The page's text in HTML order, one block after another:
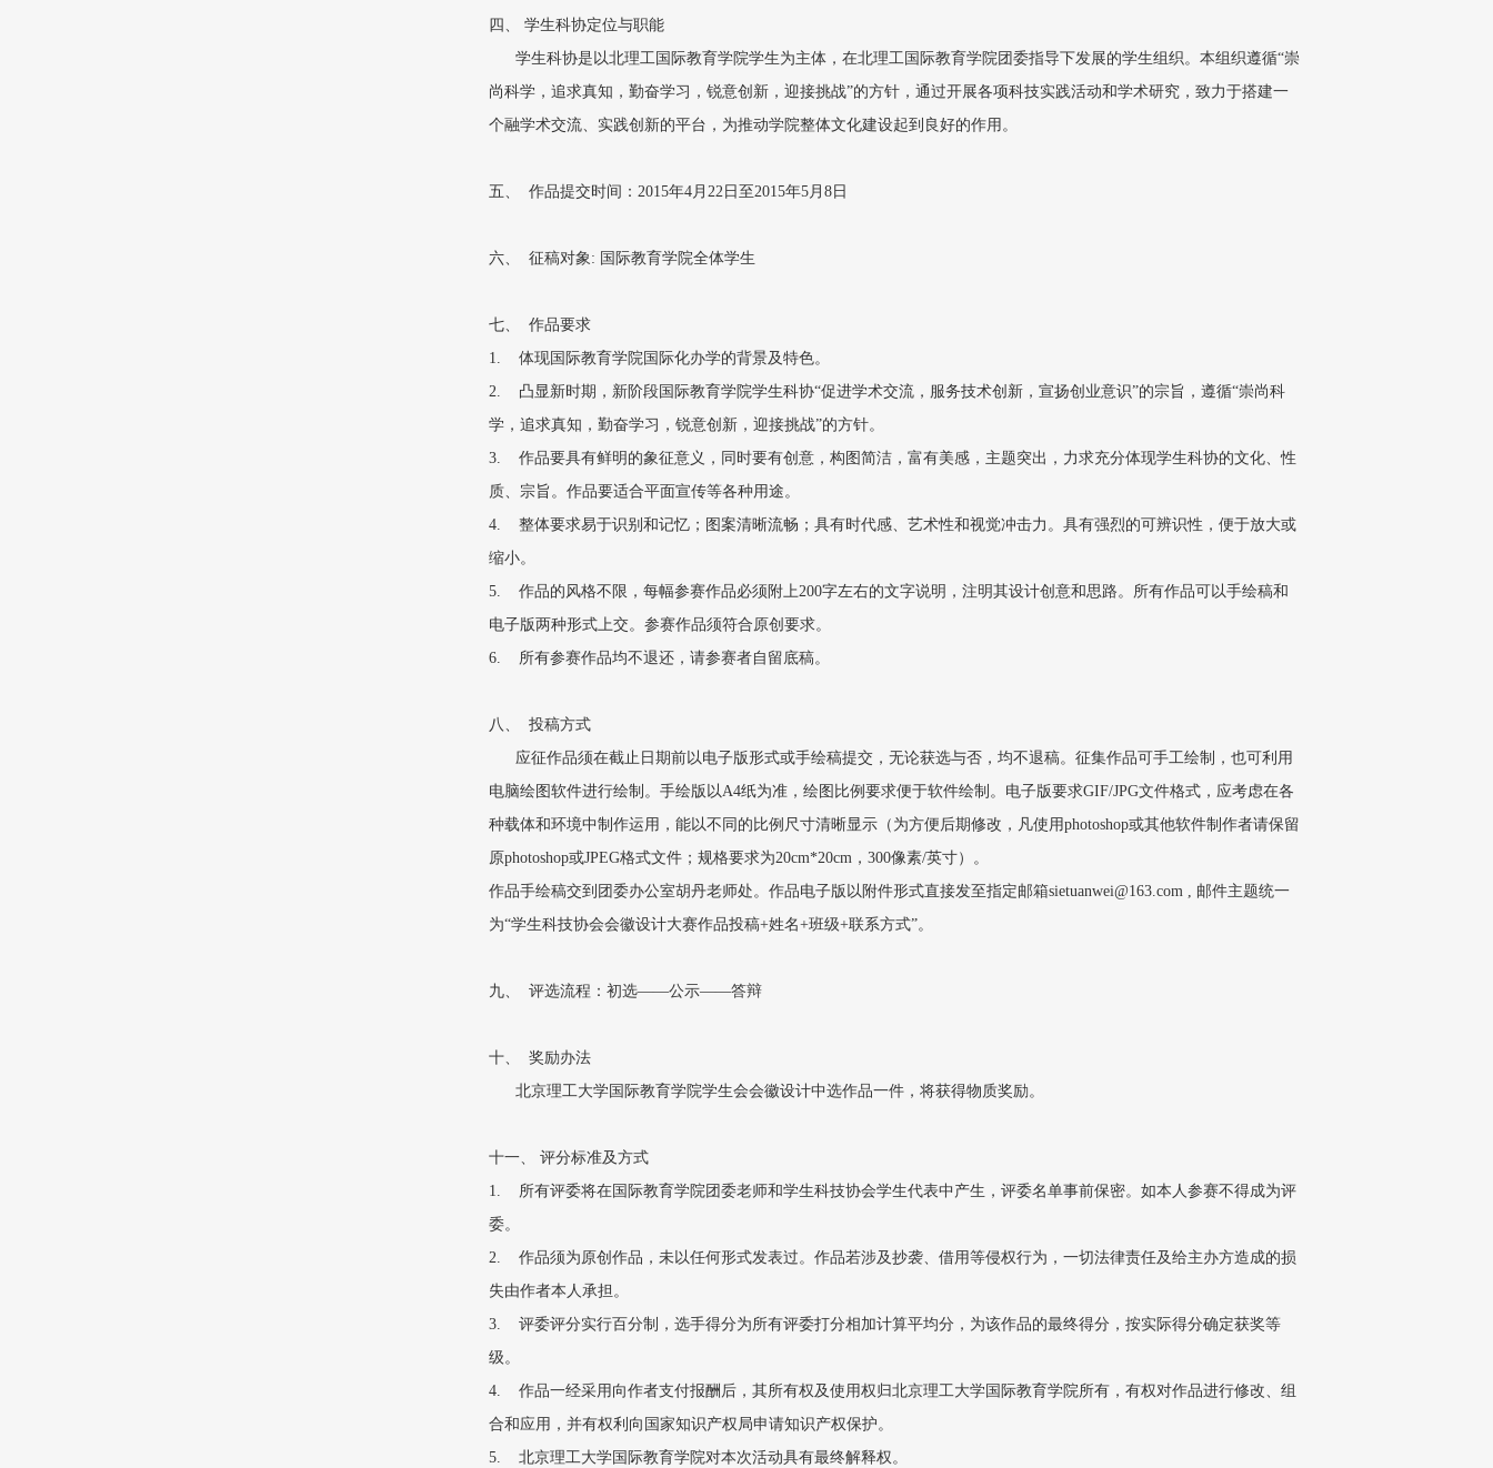
四、 学生科协定位与职能
学生科协是以北理工国际教育学院学生为主体，在北理工国际教育学院团委指导下发展的学生组织。本组织遵循“崇
尚科学，追求真知，勤奋学习，锐意创新，迎接挑战”的方针，通过开展各项科技实践活动和学术研究，致力于搭建一
个融学术交流、实践创新的平台，为推动学院整体文化建设起到良好的作用。
五、 作品提交时间：2015年4月22日至2015年5月8日
六、 征稿对象: 国际教育学院全体学生
七、 作品要求
1. 体现国际教育学院国际化办学的背景及特色。
2. 凸显新时期，新阶段国际教育学院学生科协“促进学术交流，服务技术创新，宣扬创业意识”的宗旨，遵循“崇尚科
学，追求真知，勤奋学习，锐意创新，迎接挑战”的方针。
3. 作品要具有鲜明的象征意义，同时要有创意，构图简洁，富有美感，主题突出，力求充分体现学生科协的文化、性
质、宗旨。作品要适合平面宣传等各种用途。
4. 整体要求易于识别和记忆；图案清晰流畅；具有时代感、艺术性和视觉冲击力。具有强烈的可辨识性，便于放大或
缩小。
5. 作品的风格不限，每幅参赛作品必须附上200字左右的文字说明，注明其设计创意和思路。所有作品可以手绘稿和
电子版两种形式上交。参赛作品须符合原创要求。
6. 所有参赛作品均不退还，请参赛者自留底稿。
八、 投稿方式
应征作品须在截止日期前以电子版形式或手绘稿提交，无论获选与否，均不退稿。征集作品可手工绘制，也可利用
电脑绘图软件进行绘制。手绘版以A4纸为准，绘图比例要求便于软件绘制。电子版要求GIF/JPG文件格式，应考虑在各
种载体和环境中制作运用，能以不同的比例尺寸清晰显示（为方便后期修改，凡使用photoshop或其他软件制作者请保留
原photoshop或JPEG格式文件；规格要求为20cm*20cm，300像素/英寸）。
作品手绘稿交到团委办公室胡丹老师处。作品电子版以附件形式直接发至指定邮箱sietuanwei@163.com , 邮件主题统一
为“学生科技协会会徽设计大赛作品投稿+姓名+班级+联系方式”。
九、 评选流程：初选——公示——答辩
十、 奖励办法
北京理工大学国际教育学院学生会会徽设计中选作品一件，将获得物质奖励。
十一、 评分标准及方式
1. 所有评委将在国际教育学院团委老师和学生科技协会学生代表中产生，评委名单事前保密。如本人参赛不得成为评
委。
2. 作品须为原创作品，未以任何形式发表过。作品若涉及抄袭、借用等侵权行为，一切法律责任及给主办方造成的损
失由作者本人承担。
3. 评委评分实行百分制，选手得分为所有评委打分相加计算平均分，为该作品的最终得分，按实际得分确定获奖等
级。
4. 作品一经采用向作者支付报酬后，其所有权及使用权归北京理工大学国际教育学院所有，有权对作品进行修改、组
合和应用，并有权利向国家知识产权局申请知识产权保护。
5. 北京理工大学国际教育学院对本次活动具有最终解释权。